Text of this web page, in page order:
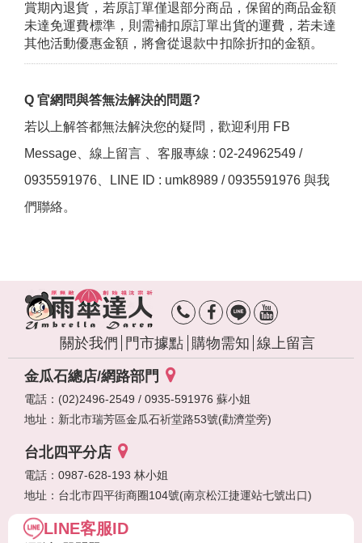
賞期內退貨，若原訂單僅退部分商品，保留的商品金額
未達免運費標準，則需補扣原訂單出貨的運費，若未達
其他活動優惠金額，將會從退款中扣除折扣的金額。
Q 官網問與答無法解決的問題?
若以上解答都無法解決您的疑問，歡迎利用 FB
Message
線上留言
、客服專線 : 02-24962549 /
0935591976、LINE ID : umk8989 / 0935591976 與我
們聯絡。
關於我們 門市據點 購物需知 線上留言
金瓜石總店/網路部門
電話：(02)2496-2549 / 0935-591976 蘇小姐
地址： 新北市瑞芳區金瓜石祈堂路53號(勸濟堂旁)
台北四平分店
電話：0987-628-193 林小姐
地址： 台北市四平街商圈104號(南京松江捷運站七號出口)
LINE客服ID